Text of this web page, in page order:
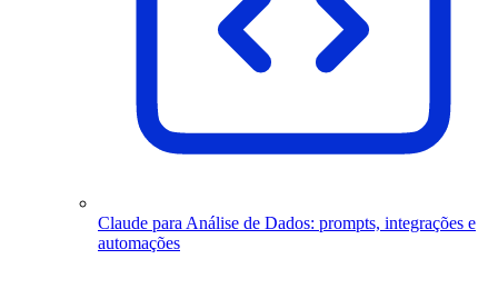
Claude para Análise de Dados: prompts, integrações e
automações